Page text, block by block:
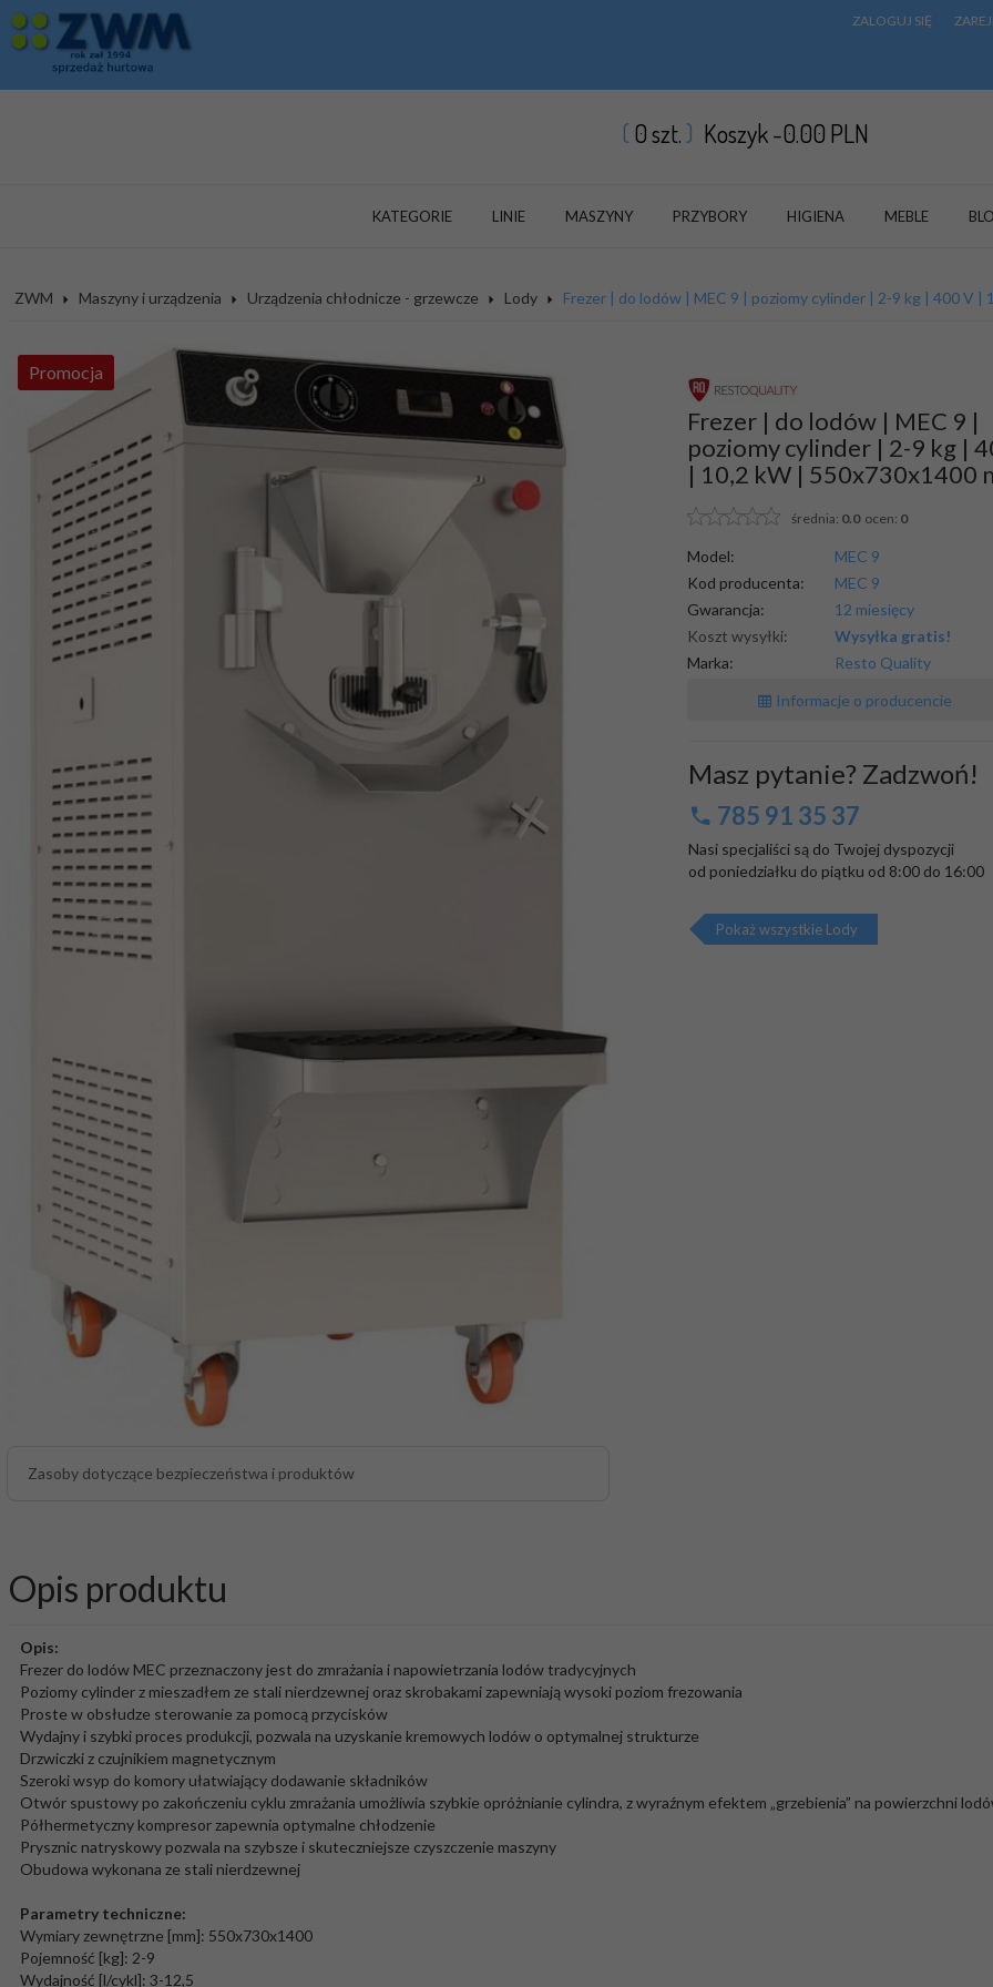
ZALOGUJ SIĘ
0szt. Koszyk -0.00 PLN
KATEGORIE LINIE MASZYNY PRZYBORY HIGIENA MEBLE
ZWM Maszyny i urządzenia Urządzenia chłodnicze - grzewcze Lody Frezer | do lodów | MEC 9 | poziomy cylinder | 2-9 kg | 400 V |
Promocja
Zasoby dotyczące bezpieczeństwa i produktów
Frezer | do lodów | MEC 9 |
poziomy cylinder | 2-9 kg |
| 10,2 kW | 550x730x1400
średnia: 0.0ocen: 0
Model:
MEC 9
Kod producenta:
MEC 9
Gwarancja:
12 miesięcy
Koszt wysyłki:
Wysyłka gratis!
Marka:
Resto Quality
Informacje o producencie
Masz pytanie? Zadzwoń!
785 91 35 37
Nasi specjaliści są do Twojej dyspozycji
od poniedziałku do piątku od 8:00 do 16:00
Pokaż wszystkie Lody
Opis produktu
Opis:
Frezer do lodów MEC przeznaczony jest do zmrażania i napowietrzania lodów tradycyjnych
Poziomy cylinder z mieszadłem ze stali nierdzewnej oraz skrobakami zapewniają wysoki poziom frezowania
Proste w obsłudze sterowanie za pomocą przycisków
Wydajny i szybki proces produkcji, pozwala na uzyskanie kremowych lodów o optymalnej strukturze
Drzwiczki z czujnikiem magnetycznym
Szeroki wsyp do komory ułatwiający dodawanie składników
Otwór spustowy po zakończeniu cyklu zmrażania umożliwia szybkie opróżnianie cylindra, z wyraźnym efektem „grzebienia” na powierzchni
Półhermetyczny kompresor zapewnia optymalne chłodzenie
Prysznic natryskowy pozwala na szybsze i skuteczniejsze czyszczenie maszyny
Obudowa wykonana ze stali nierdzewnej
Parametry techniczne:
Wymiary zewnętrzne [mm]: 550x730x1400
Pojemność [kg]: 2-9
Wydajność [l/cykl]: 3-12,5